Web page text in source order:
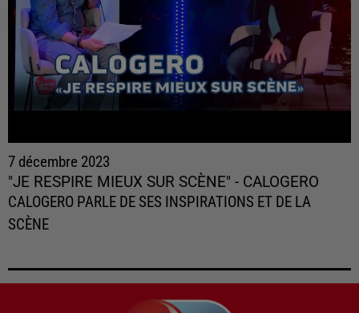
7 décembre 2023
"JE RESPIRE MIEUX SUR SCÈNE" - CALOGERO
CALOGERO PARLE DE SES INSPIRATIONS ET DE LA
SCÈNE